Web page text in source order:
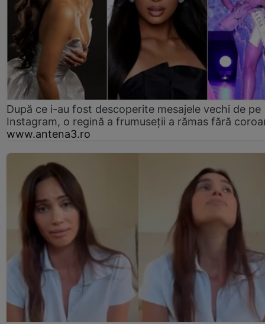
După ce i-au fost descoperite mesajele vechi de pe
Instagram, o regină a frumuseții a rămas fără
www.antena3.ro